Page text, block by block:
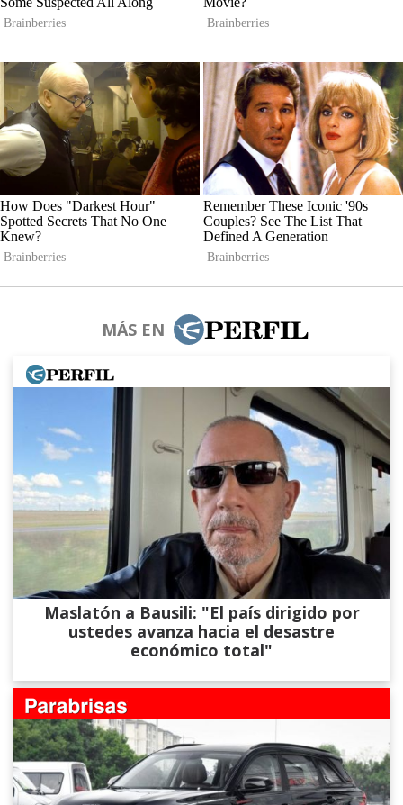
MÁS EN
Maslatón a Bausili: "El país dirigido por
ustedes avanza hacia el desastre
económico total"